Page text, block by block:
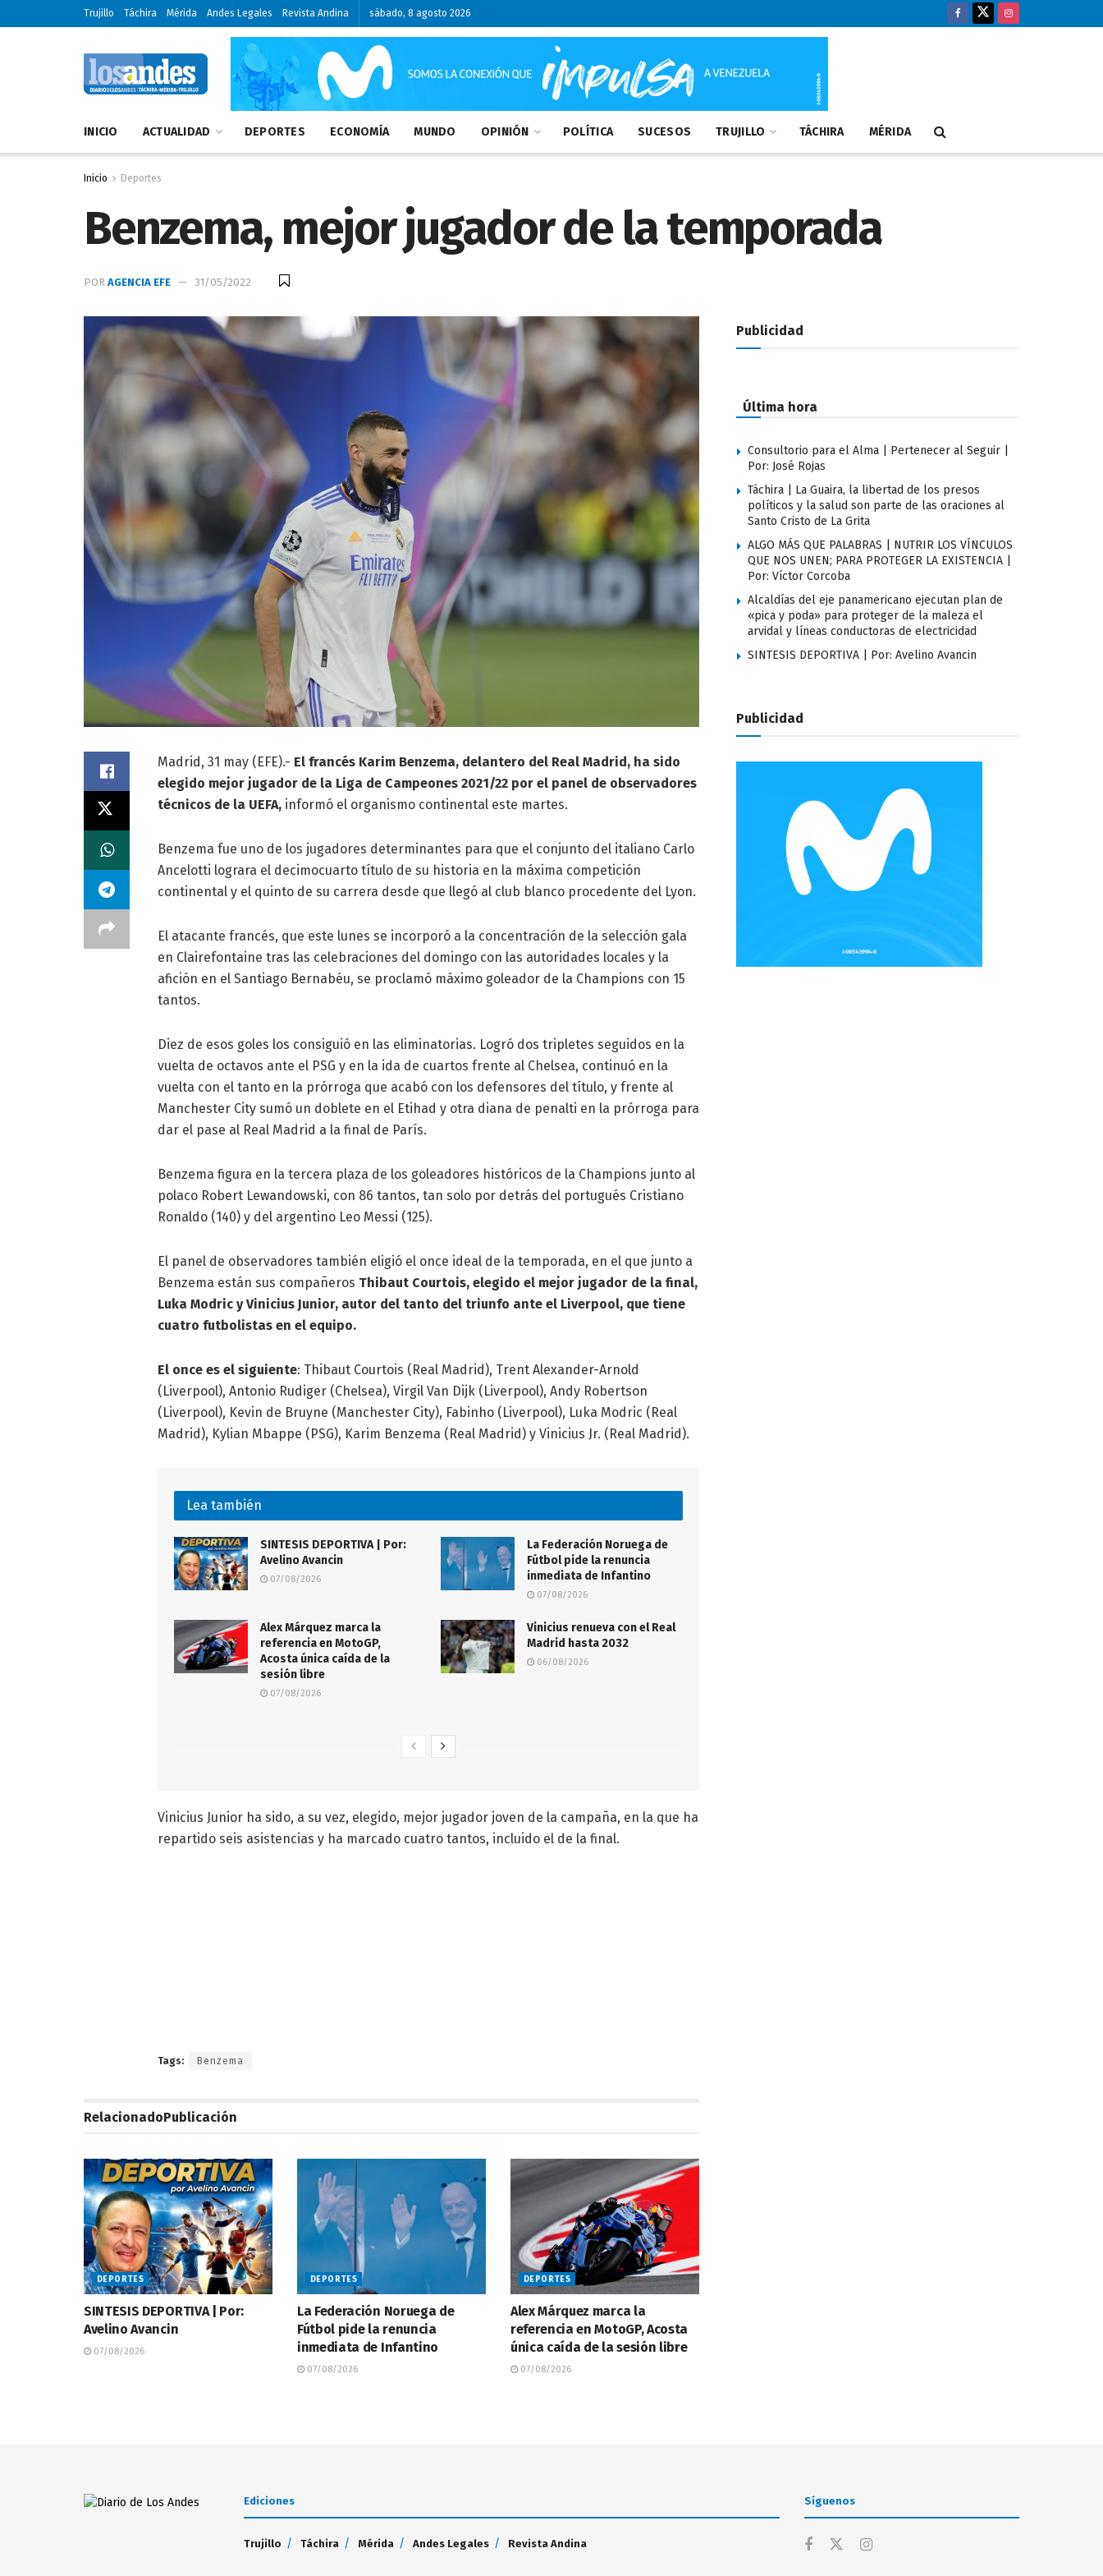
Trujillo Táchira Mérida Andes Legales Revista Andina sábado, 8 agosto 2026
INICIO ACTUALIDAD DEPORTES ECONOMÍA MUNDO OPINIÓN POLÍTICA SUCESOS TRUJILLO TÁCHIRA MÉRIDA
Inicio Deportes
Benzema, mejor jugador de la temporada
POR AGENCIA EFE 31/05/2022
Madrid, 31 may (EFE).- El francés Karim Benzema, delantero del Real Madrid, ha sido
elegido mejor jugador de la Liga de Campeones 2021/22 por el panel de observadores
técnicos de la UEFA, informó el organismo continental este martes.
Benzema fue uno de los jugadores determinantes para que el conjunto del italiano Carlo
Ancelotti lograra el decimocuarto título de su historia en la máxima competición
continental y el quinto de su carrera desde que llegó al club blanco procedente del Lyon.
El atacante francés, que este lunes se incorporó a la concentración de la selección gala
en Clairefontaine tras las celebraciones del domingo con las autoridades locales y la
afición en el Santiago Bernabéu, se proclamó máximo goleador de la Champions con 15
tantos.
Diez de esos goles los consiguió en las eliminatorias. Logró dos tripletes seguidos en la
vuelta de octavos ante el PSG y en la ida de cuartos frente al Chelsea, continuó en la
vuelta con el tanto en la prórroga que acabó con los defensores del título, y frente al
Manchester City sumó un doblete en el Etihad y otra diana de penalti en la prórroga para
dar el pase al Real Madrid a la final de París.
Benzema figura en la tercera plaza de los goleadores históricos de la Champions junto al
polaco Robert Lewandowski, con 86 tantos, tan solo por detrás del portugués Cristiano
Ronaldo (140) y del argentino Leo Messi (125).
El panel de observadores también eligió el once ideal de la temporada, en el que junto a
Benzema están sus compañeros Thibaut Courtois, elegido el mejor jugador de la final,
Luka Modric y Vinicius Junior, autor del tanto del triunfo ante el Liverpool, que tiene
cuatro futbolistas en el equipo.
El once es el siguiente: Thibaut Courtois (Real Madrid), Trent Alexander-Arnold
(Liverpool), Antonio Rudiger (Chelsea), Virgil Van Dijk (Liverpool), Andy Robertson
(Liverpool), Kevin de Bruyne (Manchester City), Fabinho (Liverpool), Luka Modric (Real
Madrid), Kylian Mbappe (PSG), Karim Benzema (Real Madrid) y Vinicius Jr. (Real Madrid).
Lea también
SINTESIS DEPORTIVA | Por:
Avelino Avancin
07/08/2026
La Federación Noruega de
Fútbol pide la renuncia
inmediata de Infantino
07/08/2026
Alex Márquez marca la
referencia en MotoGP,
Acosta única caída de la
sesión libre
07/08/2026
Vinicius renueva con el Real
Madrid hasta 2032
06/08/2026
Vinicius Junior ha sido, a su vez, elegido, mejor jugador joven de la campaña, en la que ha
repartido seis asistencias y ha marcado cuatro tantos, incluido el de la final.
Tags: Benzema
RelacionadoPublicación
DEPORTES
SINTESIS DEPORTIVA | Por:
Avelino Avancin
07/08/2026
DEPORTES
La Federación Noruega de
Fútbol pide la renuncia
inmediata de Infantino
07/08/2026
DEPORTES
Alex Márquez marca la
referencia en MotoGP, Acosta
única caída de la sesión libre
07/08/2026
Publicidad
Última hora
Consultorio para el Alma | Pertenecer al Seguir |
Por: José Rojas
Táchira | La Guaira, la libertad de los presos
políticos y la salud son parte de las oraciones al
Santo Cristo de La Grita
ALGO MÁS QUE PALABRAS | NUTRIR LOS VÍNCULOS
QUE NOS UNEN; PARA PROTEGER LA EXISTENCIA |
Por: Víctor Corcoba
Alcaldías del eje panamericano ejecutan plan de
«pica y poda» para proteger de la maleza el
arvidal y líneas conductoras de electricidad
SINTESIS DEPORTIVA | Por: Avelino Avancin
Publicidad
Ediciones
Trujillo Táchira Mérida Andes Legales Revista Andina
Síguenos